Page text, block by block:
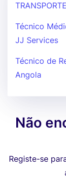
Técnico
JJ Services
Técnico de
Angola
Não
Registe-se